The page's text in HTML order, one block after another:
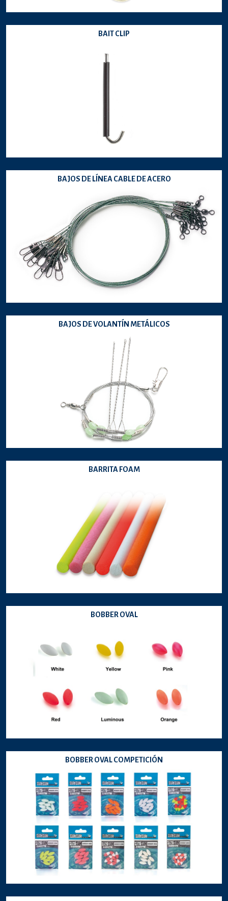
BAIT CLIP
BAJOS DE LÍNEA CABLE DE ACERO
BAJOS DE VOLANTÍN METÁLICOS
BARRITA FOAM
BOBBER OVAL
BOBBER OVAL COMPETICIÓN